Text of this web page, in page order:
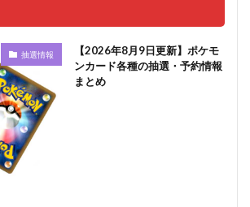
抽選情報
【2026年8月9日更新】ポケモ
ンカード各種の抽選・予約情報
まとめ